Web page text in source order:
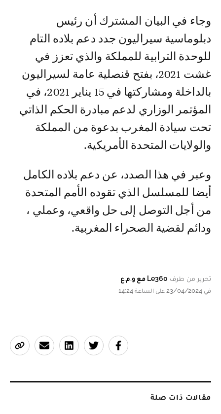
وجاء في البيان المشترك أن رئيس
دبلوماسية سيراليون جدد دعم بلاده التام
للوحدة الترابية للمملكة والذي تعزز في
غشت 2021، بفتح قنصلية عامة لسيراليون
بالداخلة ومشاركتها في 15 يناير 2021، في
المؤتمر الوزاري لدعم مبادرة الحكم الذاتي
تحت سيادة المغرب بدعوة من المملكة
والولايات المتحدة الأمريكية.
وعبر في هذا الصدد، عن دعم بلاده الكامل
أيضا للمسلسل الذي تقوده الأمم المتحدة
من أجل التوصل إلى حل واقعي، وعملي ،
ودائم لقضية الصحراء المغربية.
تحرير من طرف Le360 مع و.م.ع
في 23/04/2024 على الساعة 14:24
مقالات ذات صلة